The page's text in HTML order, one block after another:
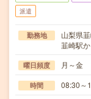
派遣
勤務地
山梨県
韮崎駅
曜日頻度 月～金
時間 08:30～